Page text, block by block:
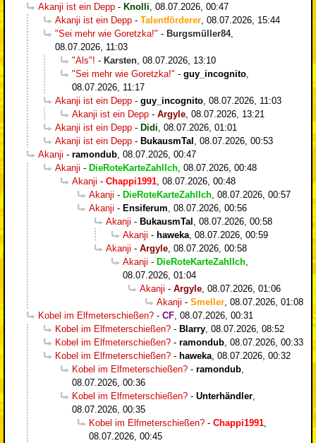
Akanji ist ein Depp - Knolli, 08.07.2026, 00:47
Akanji ist ein Depp - Talentförderer, 08.07.2026, 15:44
"Sei mehr wie Goretzka!" - Burgsmüller84,
08.07.2026, 11:03
"Als"! - Karsten, 08.07.2026, 13:10
"Sei mehr wie Goretzka!" - guy_incognito,
08.07.2026, 11:17
Akanji ist ein Depp - guy_incognito, 08.07.2026, 11:03
Akanji ist ein Depp - Argyle, 08.07.2026, 13:21
Akanji ist ein Depp - Didi, 08.07.2026, 01:01
Akanji ist ein Depp - BukausmTal , 08.07.2026, 00:53
Akanji - ramondub, 08.07.2026, 00:47
Akanji - DieRoteKarteZahlIch, 08.07.2026, 00:48
Akanji - Chappi1991, 08.07.2026, 00:48
Akanji - DieRoteKarteZahlIch, 08.07.2026, 00:57
Akanji - Ensiferum, 08.07.2026, 00:56
Akanji - BukausmTal , 08.07.2026, 00:58
Akanji - haweka, 08.07.2026, 00:59
Akanji - Argyle, 08.07.2026, 00:58
Akanji - DieRoteKarteZahlIch,
08.07.2026, 01:04
Akanji - Argyle, 08.07.2026, 01:06
Akanji - Smeller, 08.07.2026, 01:08
Kobel im Elfmeterschießen? - CF, 08.07.2026, 00:31
Kobel im Elfmeterschießen? - Blarry, 08.07.2026, 08:52
Kobel im Elfmeterschießen? - ramondub, 08.07.2026, 00:33
Kobel im Elfmeterschießen? - haweka, 08.07.2026, 00:32
Kobel im Elfmeterschießen? - ramondub,
08.07.2026, 00:36
Kobel im Elfmeterschießen? - Unterhändler,
08.07.2026, 00:35
Kobel im Elfmeterschießen? - Chappi1991,
08.07.2026, 00:45